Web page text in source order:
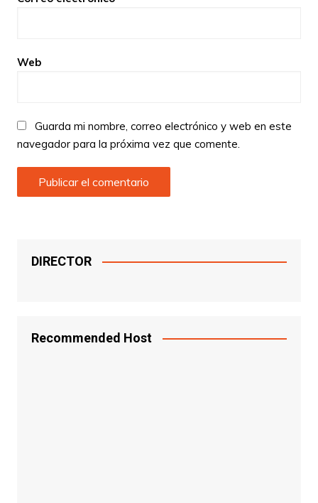
Web
Guarda mi nombre, correo electrónico y web en este
navegador para la próxima vez que comente.
DIRECTOR
Recommended Host